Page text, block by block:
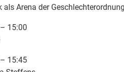
als Arena der
15:00
15:45